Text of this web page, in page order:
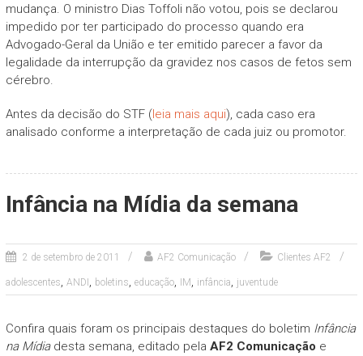
mudança. O ministro Dias Toffoli não votou, pois se declarou
impedido por ter participado do processo quando era
Advogado-Geral da União e ter emitido parecer a favor da
legalidade da interrupção da gravidez nos casos de fetos sem
cérebro.
Antes da decisão do STF (leia mais aqui), cada caso era
analisado conforme a interpretação de cada juiz ou promotor.
Infância na Mídia da semana
2 de setembro de 2011 AF2 Comunicação Clientes AF2
adolescentes, ANDI, boletins, educação, IM, infância, juventude
Confira quais foram os principais destaques do boletim Infância
na Mídia desta semana, editado pela AF2 Comunicação e